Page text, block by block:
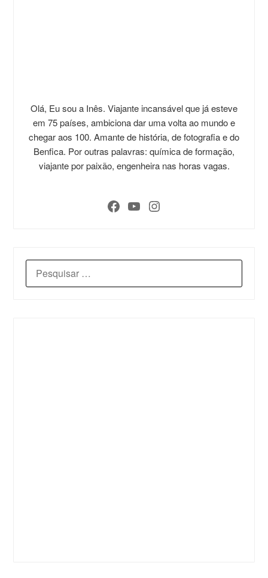
Olá, Eu sou a Inês. Viajante incansável que já esteve
em 75 países, ambiciona dar uma volta ao mundo e
chegar aos 100. Amante de história, de fotografia e do
Benfica. Por outras palavras: química de formação,
viajante por paixão, engenheira nas horas vagas.